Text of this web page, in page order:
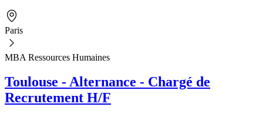
Paris
MBA Ressources Humaines
Toulouse - Alternance - Chargé de
Recrutement H/F